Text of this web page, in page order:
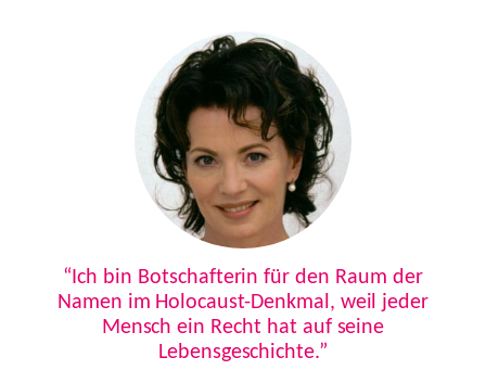
“Ich bin Botschafterin für den Raum der
Namen im Holocaust-Denkmal, weil jeder
Mensch ein Recht hat auf seine
Lebensgeschichte.”